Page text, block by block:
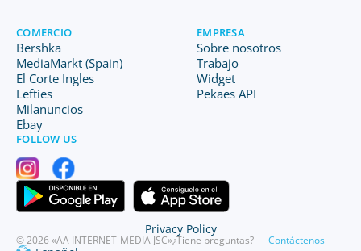
COMERCIO
Bershka
MediaMarkt (Spain)
El Corte Ingles
Lefties
Milanuncios
Ebay
EMPRESA
Sobre nosotros
Trabajo
Widget
Pekaes API
FOLLOW US
© 2026 «AA INTERNET-MEDIA JSC»¿Tiene preguntas? —Contáctenos
Privacy Policy